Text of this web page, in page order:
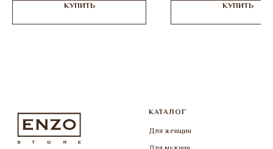
КУПИТЬ КУПИТЬ
КАТАЛОГ
Для женщин